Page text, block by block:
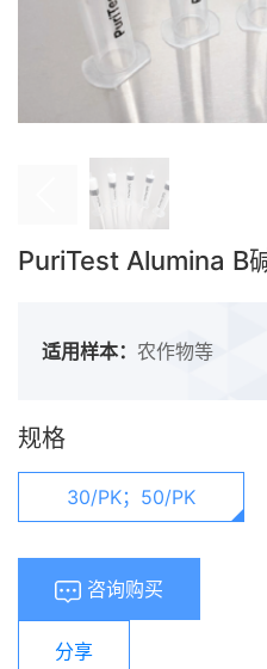
PuriTest Alumina B
适用样本： 农作物等
规格
30/PK；50/PK
咨询购买
分享